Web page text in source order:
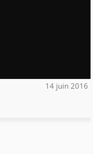
14 juin 2016